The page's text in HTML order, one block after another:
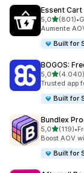
Essent
5,0de 5(801)
801 total de•
Aumente
Built for
BOGOS:
5,0de 5(4.040)
4040 total
Trusted app
Built for
Bundlex
5,0de 5(119)
119 total de•
Boost AOV
Built for